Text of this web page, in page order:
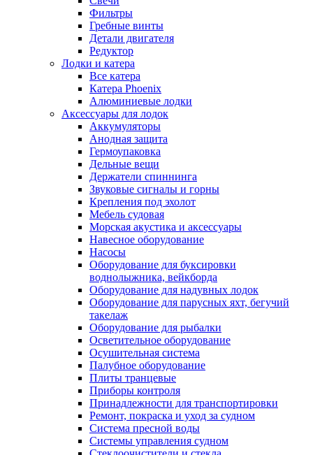
Фильтры
Гребные винты
Детали двигателя
Редуктор
Лодки и катера
Все катера
Катера Phoenix
Алюминиевые лодки
Аксессуары для лодок
Аккумуляторы
Анодная защита
Гермоупаковка
Дельные вещи
Держатели спиннинга
Звуковые сигналы и горны
Крепления под эхолот
Мебель судовая
Морская акустика и аксессуары
Навесное оборудование
Насосы
Оборудование для буксировки
воднолыжника, вейкборда
Оборудование для надувных лодок
Оборудование для парусных яхт, бегучий
такелаж
Оборудование для рыбалки
Осветительное оборудование
Осушительная система
Палубное оборудование
Плиты транцевые
Приборы контроля
Принадлежности для транспортировки
Ремонт, покраска и уход за судном
Система пресной воды
Системы управления судном